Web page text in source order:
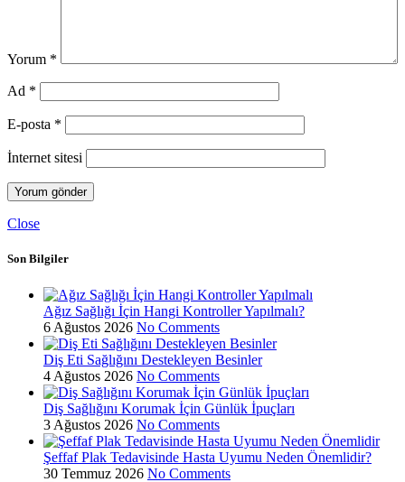
Yorum *
Ad *
E-posta *
İnternet sitesi
Close
Son Bilgiler
Ağız Sağlığı İçin Hangi Kontroller Yapılmalı?
6 Ağustos 2026 No Comments
Diş Eti Sağlığını Destekleyen Besinler
4 Ağustos 2026 No Comments
Diş Sağlığını Korumak İçin Günlük İpuçları
3 Ağustos 2026 No Comments
Şeffaf Plak Tedavisinde Hasta Uyumu Neden Önemlidir?
30 Temmuz 2026 No Comments